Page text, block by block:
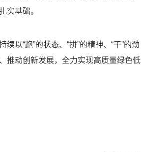
实基础。
“跑”的状态、“拼”的精神、“干”的劲
推动创新发展，全力实现高质量绿色低